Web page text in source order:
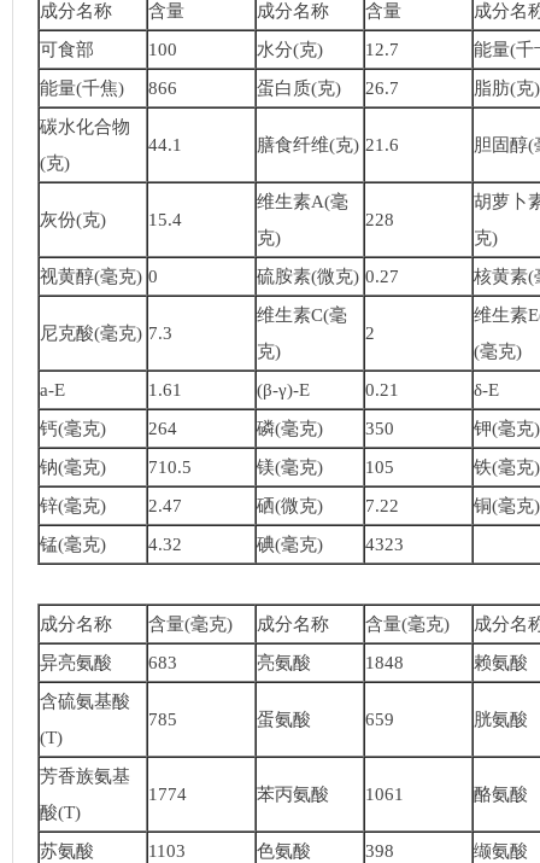
成分名称 含量 成分名称 含量
成分名
可食部
100 水分(克) 12.7
能量(千
能量(千焦)
866 蛋白质(克) 26.7
脂肪(克)
碳水化合物
(克)
44.1 膳食纤维(克) 21.6 胆固醇(
灰份(克) 15.4
维生素A(毫
克)
228
胡萝卜
克)
视黄醇(毫克) 0 硫胺素(微克) 0.27 核黄素(
尼克酸(毫克) 7.3
维生素C(毫
克)
2
维生素
(毫克)
a-E
1.61 (β-γ)-E 0.21
δ-E
钙(毫克)
264 磷(毫克) 350
钾(毫克)
钠(毫克)
710.5 镁(毫克) 105
铁(毫克)
锌(毫克)
2.47 硒(微克) 7.22
铜(毫克)
锰(毫克)
4.32 碘(毫克) 4323
成分名称 含量(毫克) 成分名称 含量(毫克)
成分名
异亮氨酸
683 亮氨酸 1848
赖氨酸
含硫氨基酸
(T)
785 蛋氨酸 659 胱氨酸
芳香族氨基
酸(T)
1774 苯丙氨酸 1061 酪氨酸
苏氨酸 1103 色氨酸 398
缬氨酸